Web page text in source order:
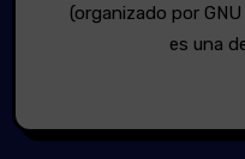
(organizado por
es una